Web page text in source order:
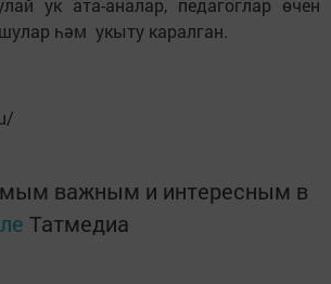
ук ата-аналар, педагоглар өчен
һәм укыту каралган.
важным и интересным в
Татмедиа